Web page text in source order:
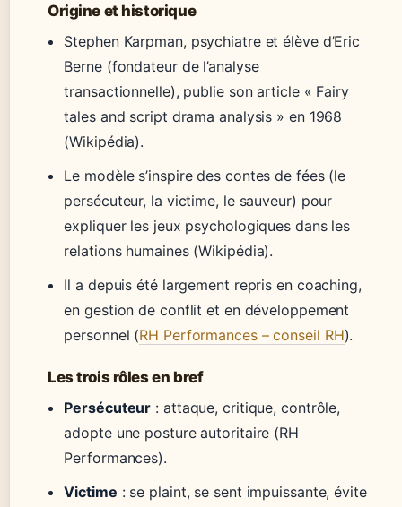
Origine et historique
Stephen Karpman, psychiatre et élève d’Eric
Berne (fondateur de l’analyse
transactionnelle), publie son article « Fairy
tales and script drama analysis » en 1968
(Wikipédia).
Le modèle s’inspire des contes de fées (le
persécuteur, la victime, le sauveur) pour
expliquer les jeux psychologiques dans les
relations humaines (Wikipédia).
Il a depuis été largement repris en coaching,
en gestion de conflit et en développement
personnel (RH Performances – conseil RH).
Les trois rôles en bref
Persécuteur : attaque, critique, contrôle,
adopte une posture autoritaire (RH
Performances).
Victime : se plaint, se sent impuissante, évite